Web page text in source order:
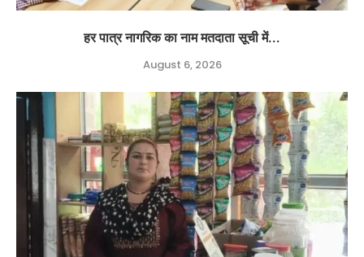
हर पात्र नागरिक का नाम मतदाता सूची में...
August 6, 2026